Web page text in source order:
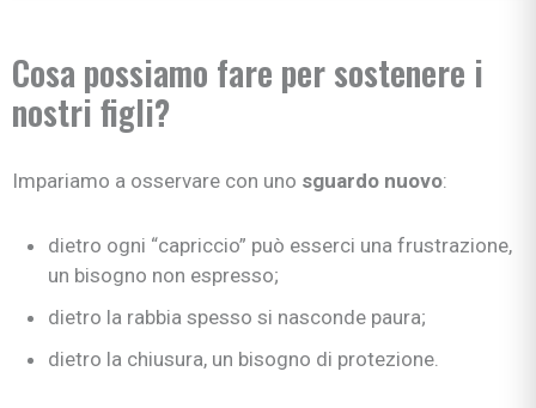
Cosa possiamo fare per sostenere i
nostri figli?
Impariamo a osservare con uno sguardo nuovo:
dietro ogni “capriccio” può esserci una frustrazione,
un bisogno non espresso;
dietro la rabbia spesso si nasconde paura;
dietro la chiusura, un bisogno di protezione.